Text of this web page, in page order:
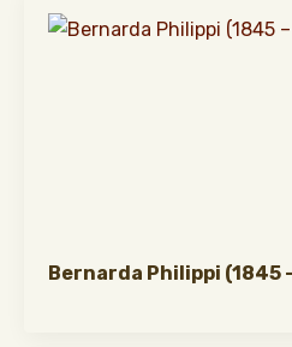
Bernarda Philippi (1845